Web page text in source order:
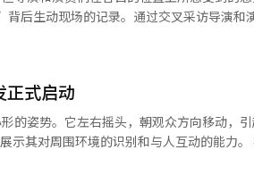
经济增长时期，税收增加
，面对前所未有的人口崩溃，现阶段的财
能及时执行
税收入增加时，教育局便会涌入过多的资金
府计划打破预算的隔离结
转移至面临枯竭危机的高等教育（大学）
后生动现场的记录。通过交叉采访导演和
野生事物》讲述了一支曾经风靡乐坛但因
同时还要注意观众的反应。演员们在镜头前
我跳舞的感觉，首先是非常满意的。尤其
继续练习，晚上去练习。随着舞台拍摄的
始的时候因为不想错过舞蹈而忙得不可开
要一边唱歌一边跳舞，还要引导观众的反
正式启动
的姿势。它左右摇头，朝观众方向移动，
示其对周围环境的识别和与人互动的能力。
会'上，国内物理AI产业的下一代技术齐聚